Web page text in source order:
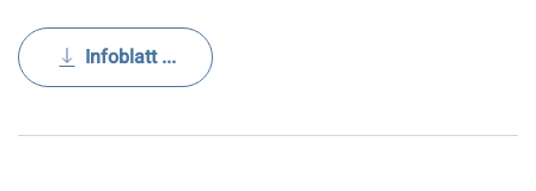
Infoblatt ...